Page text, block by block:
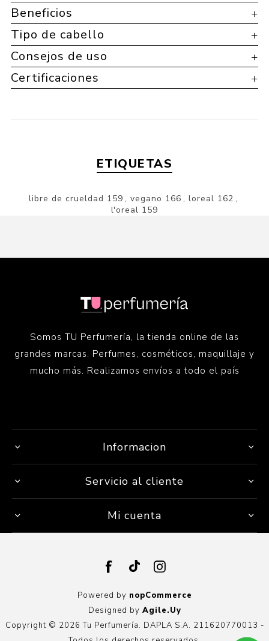
Beneficios
Tipo de cabello
Consejos de uso
Certificaciones
ETIQUETAS
libre de crueldad 159 , vegano 166 , loreal 162 ,
l'oreal 159
Somos TU Perfumería, la tienda online de las
grandes marcas. Perfumes, cosméticos, maquillaje y
mucho más. Realizamos envíos a todo el país
Informacion
Servicio al cliente
Mi cuenta
Powered by nopCommerce
Designed by Agile.Uy
Copyright © 2026 Tu Perfumería. DAPLA S.A. 211620770013 -